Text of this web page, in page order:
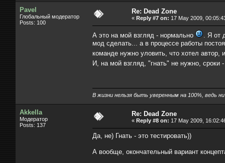
Pavel
Глобальный модератор
Posts: 100
Re: Dead Zone
« Reply #7 on: 17 May 2009,
А это на мой взгляд - нормально
. Я от
мод сделать... а в процессе работы
команде нужно уловить, что хотел
И, на мой взгляд, "гнать" не нужно, сроки
В жизни нельзя быть уверенным на 100%, ведь ни
Akkella
Модератор
Posts: 137
Re: Dead Zone
« Reply #8 on: 17 May 2009,
Да, не) Гнать - это тестировать))
А вообще, окончательный вариант